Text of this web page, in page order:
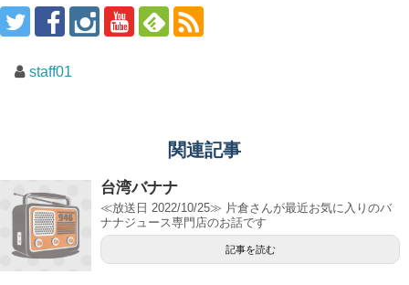
staff01
関連記事
台湾バナナ
≪放送日 2022/10/25≫ 片倉さんが最近お気に入りのバ
ナナジュース専門店のお話です
記事を読む